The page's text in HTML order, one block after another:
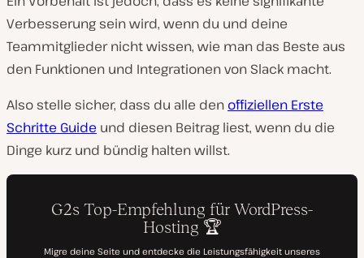
Verbesserung sein wird, wenn du und deine
Teammitglieder nicht wissen, wie man das Beste aus
den Funktionen und Integrationen von Slack macht.
Also stelle sicher, dass du alle den offiziellen Erste
Schritte Guide und diesen Beitrag liest, wenn du die
Dinge kurz und bündig halten willst.